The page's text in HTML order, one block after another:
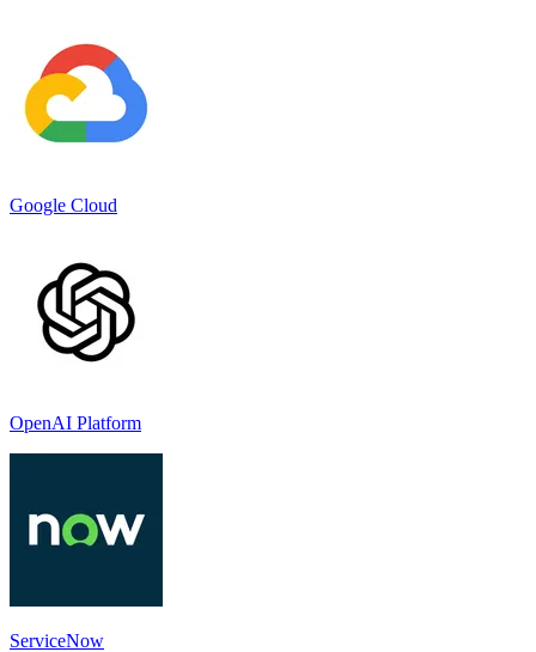
Google Cloud
OpenAI Platform
ServiceNow